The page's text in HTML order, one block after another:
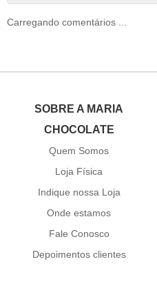
Carregando comentários ...
SOBRE A MARIA
CHOCOLATE
Quem Somos
Loja Física
Indique nossa Loja
Onde estamos
Fale Conosco
Depoimentos clientes